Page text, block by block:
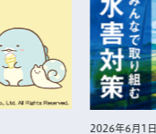
2026年6月1日